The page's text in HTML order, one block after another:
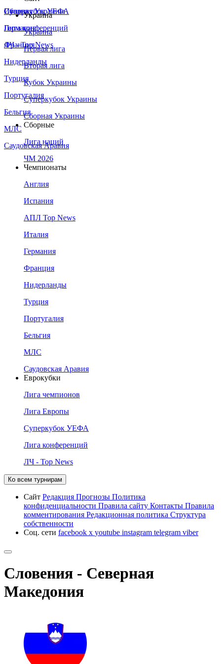
Сборная Украины
Италия
Германия
Франция
Нидерланды
Турция
Португалия
Бельгия
МЛС
Саудовская Аравия
Суперкубок УЕФА
Лига конференций
ЛЧ - Top News
Украина
Украина
Первая лига
Вторая лига
Кубок Украины
Суперкубок Украины
Сборная Украины
Сборные
Лига наций
ЧМ 2026
Чемпионаты
Англия
Испания
АПЛ Top News
Италия
Германия
Франция
Нидерланды
Турция
Португалия
Бельгия
МЛС
Саудовская Аравия
Еврокубки
Лига чемпионов
Лига Европы
Суперкубок УЕФА
Лига конференций
ЛЧ - Top News
Ко всем турнирам
Сайт Редакция Прогнозы Политика
конфиденциальности Правила сайту Контакты Правила
комментирования Редакционная политика Структура
собственности
Соц. сети facebook x youtube instagram telegram viber
Словения - Северная
Македония